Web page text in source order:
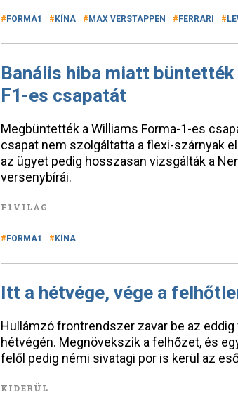
FORMA1 KÍNA MAX VERSTAPPEN FERRARI
Banális hiba miatt
F1-es csapatát
Megbüntették a Williams Forma-1-es
csapat nem szolgáltatta a flexi-szárnyak
az ügyet pedig hosszasan vizsgálták a
versenybírái.
F1VILÁG
FORMA1 KÍNA
Itt a hétvége, vége a
Hullámzó frontrendszer zavar be az
hétvégén. Megnövekszik a felhőzet, és
felől pedig némi sivatagi por is kerül az
KIDERÜL